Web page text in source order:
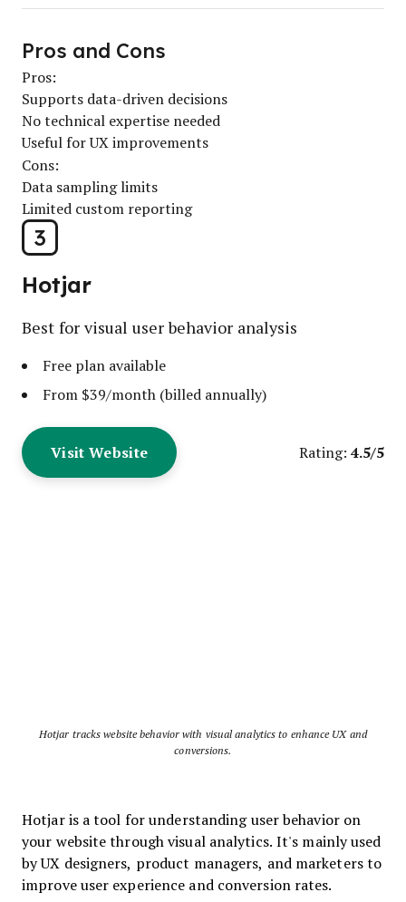
3
Hotjar
Best for visual user behavior analysis
Free plan available
From $39/month (billed annually)
Visit Website Rating: 4.5/5
Hotjar tracks website behavior with visual analytics to enhance UX and
conversions.
Hotjar is a tool for understanding user behavior on
your website through visual analytics. It's mainly used
by UX designers, product managers, and marketers to
improve user experience and conversion rates.
Pros and Cons
Pros:
Supports data-driven decisions
No technical expertise needed
Useful for UX improvements
Cons:
Data sampling limits
Limited custom reporting